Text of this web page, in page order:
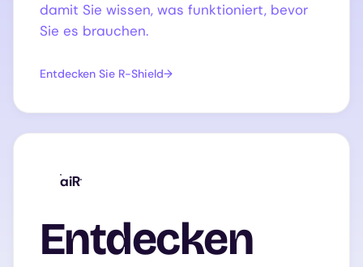
damit Sie wissen, was funktioniert, bevor
Sie es brauchen.
Entdecken Sie R-Shield
aiR
Entdecken